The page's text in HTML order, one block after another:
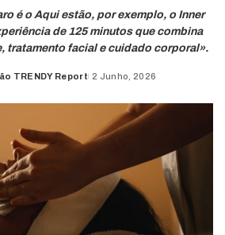
é o Aqui estão, por exemplo, o Inner
de 125 minutos que combina
tratamento facial e cuidado corporal».
TRENDY Report 2 Junho, 2026